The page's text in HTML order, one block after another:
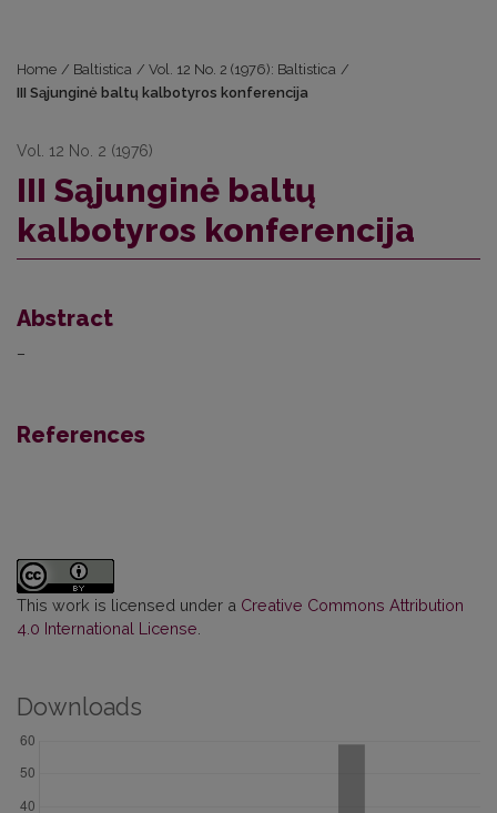
Home / Baltistica / Vol. 12 No. 2 (1976): Baltistica /
III Sąjunginė baltų kalbotyros konferencija
Vol. 12 No. 2 (1976)
III Sąjunginė baltų
kalbotyros konferencija
Abstract
–
References
This work is licensed under a Creative Commons Attribution
4.0 International License
Downloads